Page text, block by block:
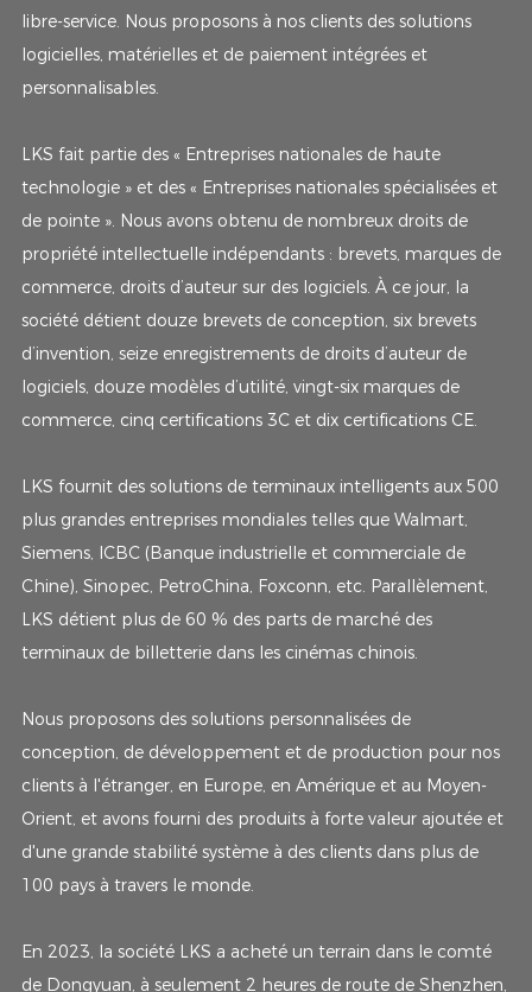
libre-service. Nous proposons à nos clients des solutions
logicielles, matérielles et de paiement intégrées et
personnalisables.
LKS fait partie des « Entreprises nationales de haute
technologie » et des « Entreprises nationales spécialisées et
de pointe ». Nous avons obtenu de nombreux droits de
propriété intellectuelle indépendants : brevets, marques de
commerce, droits d’auteur sur des logiciels. À ce jour, la
société détient douze brevets de conception, six brevets
d’invention, seize enregistrements de droits d’auteur de
logiciels, douze modèles d’utilité, vingt-six marques de
commerce, cinq certifications 3C et dix certifications CE.
LKS fournit des solutions de terminaux intelligents aux 500
plus grandes entreprises mondiales telles que Walmart,
Siemens, ICBC (Banque industrielle et commerciale de
Chine), Sinopec, PetroChina, Foxconn, etc. Parallèlement,
LKS détient plus de 60 % des parts de marché des
terminaux de billetterie dans les cinémas chinois.
Nous proposons des solutions personnalisées de
conception, de développement et de production pour nos
clients à l'étranger, en Europe, en Amérique et au Moyen-
Orient, et avons fourni des produits à forte valeur ajoutée et
d'une grande stabilité système à des clients dans plus de
100 pays à travers le monde.
En 2023, la société LKS a acheté un terrain dans le comté
de Dongyuan, à seulement 2 heures de route de Shenzhen,